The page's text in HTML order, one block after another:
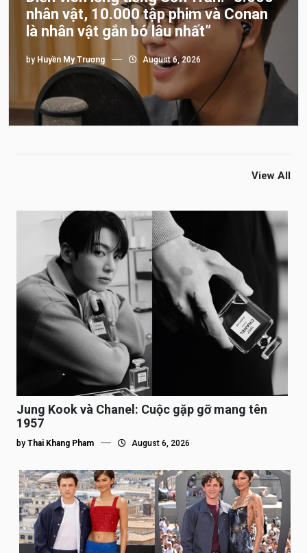
nhân vật, 10.000 tập phim và Conan
là nhân vật gắn bó lâu nhất”
by Huyền My Trương August 6, 2026
View All
Jung Kook và Chanel: Cuộc gặp gỡ mang tên
1957
by Thai Khang Pham August 6, 2026